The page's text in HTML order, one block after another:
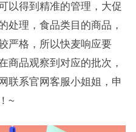
以得到精准的管理，大促
处理，食品类目的商品，
严格，所以快麦响应要
商品观察到对应的批次，
联系官网客服小姐姐，申
~